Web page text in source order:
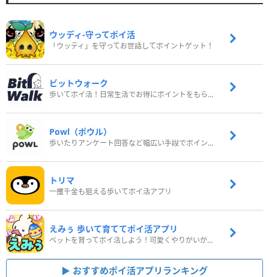
ウッディ‐守ってポイ活
「ウッディ」を守ってお世話してポイントゲット！
ビットウォーク
歩いてポイ活！日常生活でお得にポイントをもらおう
Powl（ポウル）
歩いたりアンケート回答など幅広い手段でポイントをゲット
トリマ
一攫千金も狙える歩いてポイ活アプリ
えみぅ 歩いて育ててポイ活アプリ
ペットを育ってポイ活しよう！可愛くやりがいがある新感覚アプリ
おすすめポイ活アプリランキング